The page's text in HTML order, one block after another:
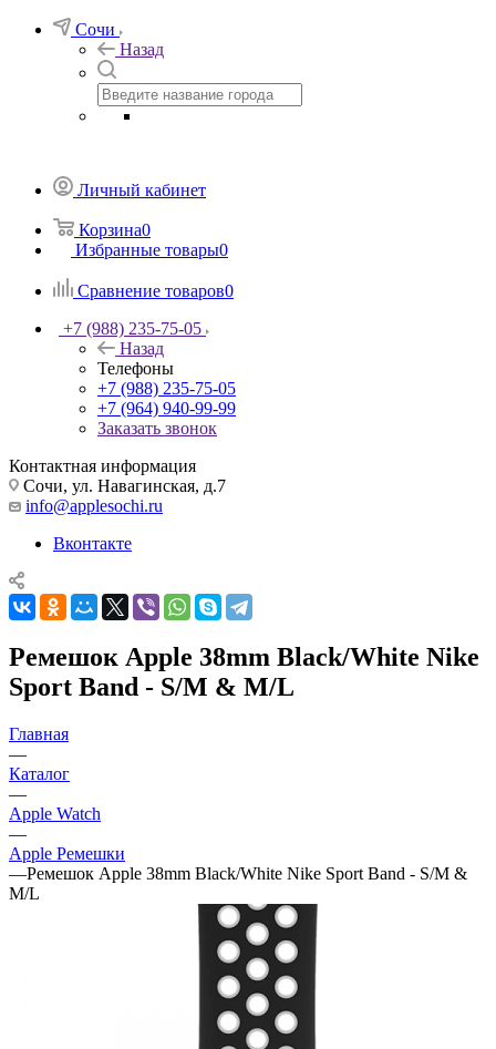
Сочи
Назад
Личный кабинет
Корзина0
Избранные товары0
Сравнение товаров0
+7 (988) 235-75-05
Назад
Телефоны
+7 (988) 235-75-05
+7 (964) 940-99-99
Заказать звонок
Контактная информация
Сочи, ул. Навагинская, д.7
info@applesochi.ru
Вконтакте
Ремешок Apple 38mm Black/White Nike
Sport Band - S/M & M/L
Главная
—
Каталог
—
Apple Watch
—
Apple Ремешки
—Ремешок Apple 38mm Black/White Nike Sport Band - S/M &
M/L